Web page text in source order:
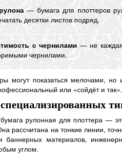
— бумага для плоттеров
десятки листов подряд.
с чернилами — не
чернилами.
могут показаться мелочами,
или «сойдёт и так».
рулонная для плоттера —
рассчитана на тонкие линии,
баннерных материалов,
углом.